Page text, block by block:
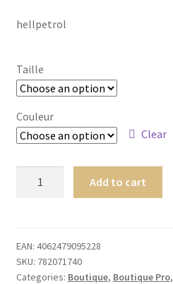
hellpetrol
Taille
Couleur
Clear
Add to cart
EAN: 4062479095228
SKU: 782071740
Categories: Boutique, Boutique Pro,